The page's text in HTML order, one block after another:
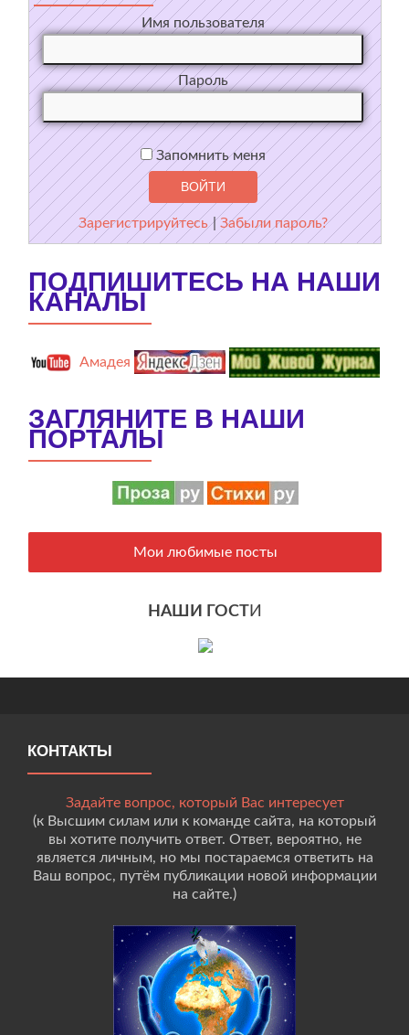
Имя пользователя
Пароль
Запомнить меня
Зарегистрируйтесь |Забыли пароль?
ПОДПИШИТЕСЬ НА НАШИ
КАНАЛЫ
Амадея
ЗАГЛЯНИТЕ В НАШИ
ПОРТАЛЫ
Мои любимые посты
НАШИ ГОСТИ
КОНТАКТЫ
Задайте вопрос, который Вас интересует
(к Высшим силам или к команде сайта, на который
вы хотите получить ответ. Ответ, вероятно, не
является личным, но мы постараемся ответить на
Ваш вопрос, путём публикации новой информации
на сайте.)